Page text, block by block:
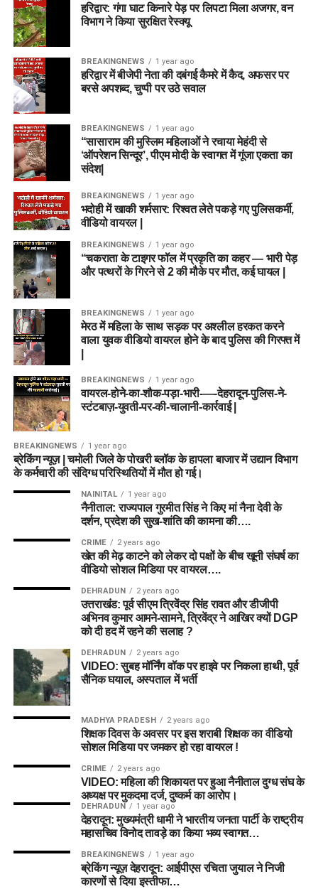
हरिद्वार: गंगा घाट किनारे पेड़ पर लिपटा मिला अजगर, वन
विभाग ने किया सुरक्षित रेस्क्यू
BREAKINGNEWS 1 year ago
हरिद्वार में बीजेपी नेता की दबंगई कैमरे में कैद, अफसर पर
बरसे अपशब्द, चुप्पी पर उठे सवाल
BREAKINGNEWS 1 year ago
“सासाराम की मुस्लिम महिलाओं ने रचाया मेहंदी से
‘ऑपरेशन सिन्दूर’, पीएम मोदी के स्वागत में गूंजा एकता का
संदेश|
BREAKINGNEWS 1 year ago
भदोही में खाकी शर्मसार: रिश्वत लेते पकड़े गए पुलिसकर्मी,
वीडियो वायरल |
BREAKINGNEWS 1 year ago
“चकराता के टाइगर फॉल में प्रकृति का कहर — भारी पेड़
और पत्थरों के गिरने से 2 की मौके पर मौत, कई घायल |
BREAKINGNEWS 1 year ago
मेरठ में महिला के साथ सड़क पर अश्लील हरकत करने
वाला युवक वीडियो वायरल होने के बाद पुलिस की गिरफ्त में
BREAKINGNEWS 1 year ago
वायरल-होने-का-शौक-पड़ा-भारी-—-देहरादून-पुलिस-ने-
स्टंटबाज़-युवती-पर-की-चालानी-कार्रवाई |
BREAKINGNEWS 1 year ago
ब्रेकिंग न्यूज़ | चमोली जिले के पोखरी ब्लॉक के हापला बाजार में उद्यान विभाग
के कर्मचारी की संदिग्ध परिस्थितियों में मौत हो गई।
NAINITAL 1 year ago
नैनीताल: राज्यपाल गुरमीत सिंह ने किए मां नैना देवी के
दर्शन, प्रदेश की सुख-शांति की कामना की….
CRIME 2 years ago
खेत की मेढ़ काटने को लेकर दो पक्षों के बीच खूनी संघर्ष का
वीडियो सोशल मिडिया पर वायरल….
DEHRADUN 2 years ago
उत्तराखंड: पूर्व सीएम त्रिवेंद्र सिंह रावत और डीजीपी
अभिनव कुमार आमने-सामने, त्रिवेंद्र ने आखिर क्यों DGP
को दी हद में रहने की सलाह ?
DEHRADUN 2 years ago
VIDEO: सुबह मॉर्निंग वॉक पर हाइवे पर निकला हाथी, पूर्व
सैनिक घयाल, अस्पताल में भर्ती
MADHYA PRADESH 2 years ago
शिक्षक दिवस के अवसर पर इस शराबी शिक्षक का वीडियो
सोशल मिडिया पर जमकर हो रहा वायरल !
CRIME 2 years ago
VIDEO: महिला की शिकायत पर हुआ नैनीताल दुग्ध संघ के
अध्यक्ष पर मुकदमा दर्ज, दुष्कर्म का आरोप।
DEHRADUN 1 year ago
देहरादून: मुख्यमंत्री धामी ने भारतीय जनता पार्टी के राष्ट्रीय
महासचिव विनोद तावड़े का किया भव्य स्वागत…
BREAKINGNEWS 1 year ago
ब्रेकिंग न्यूज़ देहरादून: आईपीएस रचिता जुयाल ने निजी
कारणों से दिया इस्तीफा…